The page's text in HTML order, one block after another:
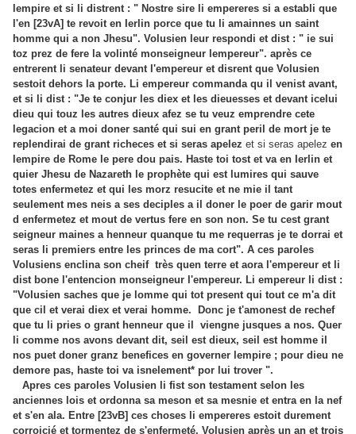
lempire et si li distrent : " Nostre sire li empereres si a establi que
l'en [23vA] te revoit en Ierlin porce que tu li amainnes un saint
homme qui a non Jhesu". Volusien leur respondi et dist : " ie sui
toz prez de fere la volinté monseigneur lempereur". après ce
entrerent li senateur devant l'empereur et disrent que Volusien
sestoit dehors la porte. Li empereur commanda qu il venist avant,
et si li dist : "Je te conjur les diex et les dieuesses et devant icelui
dieu qui touz les autres dieux afez se tu veuz emprendre cete
legacion et a moi doner santé qui sui en grant peril de mort je te
replendirai de grant richeces et si seras apelez et si seras apelez en
lempire de Rome le pere dou pais. Haste toi tost et va en Ierlin et
quier Jhesu de Nazareth le prophète qui est lumires qui sauve
totes enfermetez et qui les morz resucite et ne mie il tant
seulement mes neis a ses deciples a il doner le poer de garir mout
d enfermetez et mout de vertus fere en son non. Se tu cest grant
seigneur maines a henneur quanque tu me requerras je te dorrai et
seras li premiers entre les princes de ma cort". A ces paroles
Volusiens enclina son cheif très quen terre et aora l'empereur et li
dist bone l'entencion monseigneur l'empereur. Li empereur li dist :
"Volusien saches que je lomme qui tot present qui tout ce m'a dit
que cil et verai diex et verai homme.
Donc je t'amonest de rechef
que tu li pries o grant henneur que il viengne jusques a nos. Quer
li comme nos avons devant dit, seil est dieux, seil est homme il
nos puet doner granz benefices en governer lempire ; pour dieu ne
demore pas, haste toi va isnelement* por lui trover ".
Apres ces paroles Volusien li fist son testament selon les
anciennes lois et ordonna sa meson et sa mesnie et entra en la nef
et s'en ala. Entre [23vB] ces choses li empereres estoit durement
corroicié et tormentez de s'enfermeté. Volusien après un an et trois